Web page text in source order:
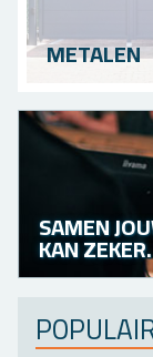
ME­TA­LEN
SAMEN
KAN ZEKER.